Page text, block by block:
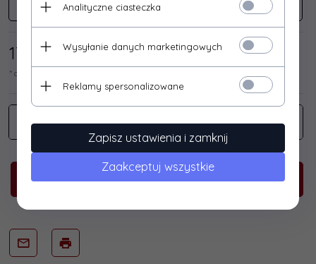
GEMBIRD
17, 07 / 21,00 PLN*
* cena netto / brutto
KUP TERAZ!
Analityczne ciasteczka
Wysyłanie danych marketingowych
Reklamy spersonalizowane
Zapisz ustawienia i zamknij
Zaakceptuj wszystkie